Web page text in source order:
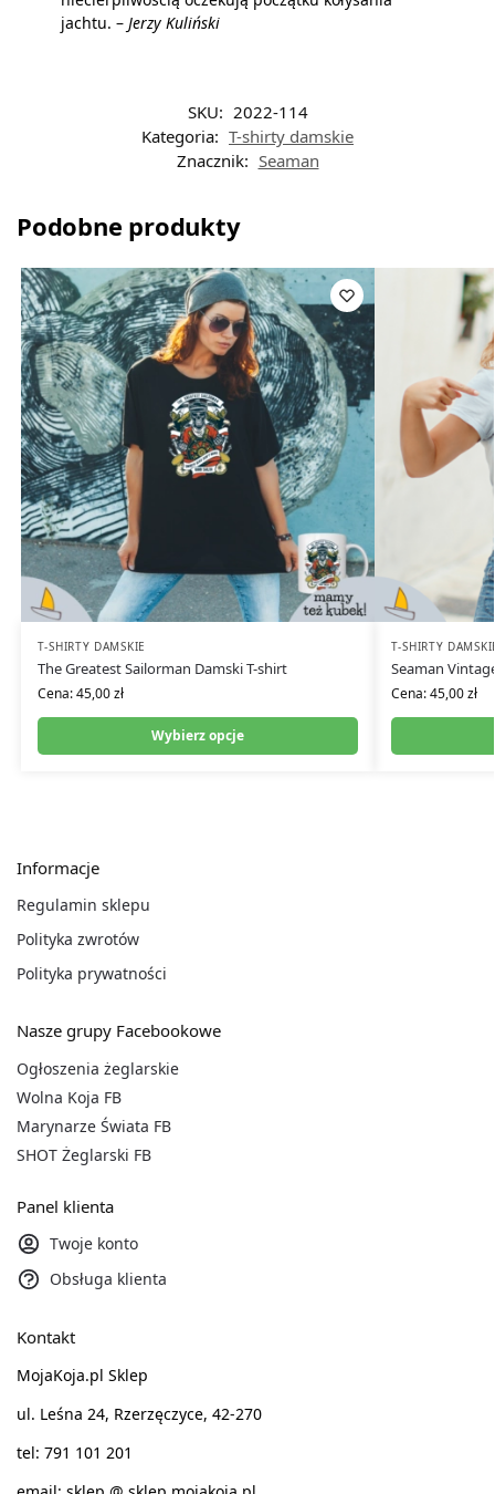
jachtu. – Jerzy Kuliński
SKU: 2022-114
Kategoria: T-shirty damskie
Znacznik: Seaman
Podobne produkty
T-SHIRTY DAMSKIE
The Greatest Sailorman Damski T-shirt
Cena:45,00zł
Wybierz opcje
T-SHIRTY
Seaman
Cena:45,00zł
Informacje
Regulamin sklepu
Polityka zwrotów
Polityka prywatności
Nasze grupy Facebookowe
Ogłoszenia żeglarskie
Wolna Koja FB
Marynarze Świata FB
SHOT Żeglarski FB
Panel klienta
Twoje konto
Obsługa klienta
Kontakt
MojaKoja.pl Sklep
ul. Leśna 24, Rzerzęczyce, 42-270
tel: 791 101 201